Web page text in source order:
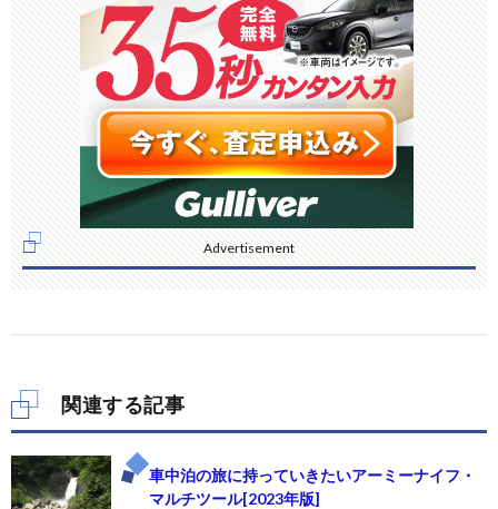
Advertisement
関連する記事
車中泊の旅に持っていきたいアーミーナイフ・
マルチツール[2023年版]